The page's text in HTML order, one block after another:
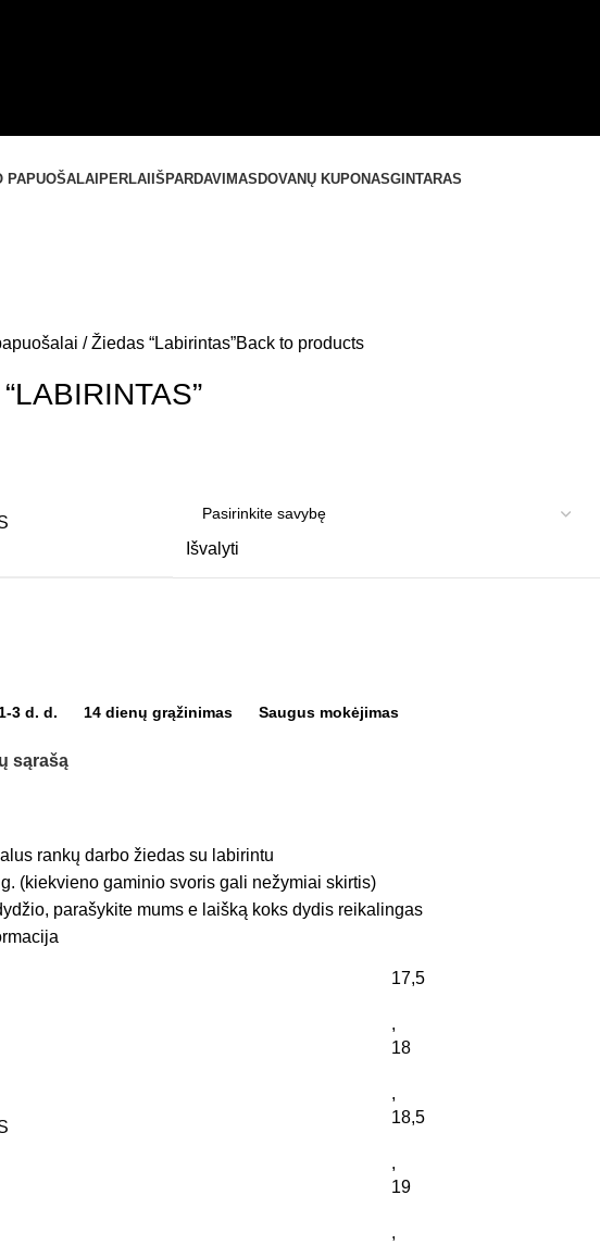
PAPUOŠALAI PERLAI IŠPARDAVIMAS DOVANŲ KUPONASGINTARAS
Žiedas “Labirintas”Back to products
Išvalyti
3 d. d. 14 dienų grąžinimas Saugus mokėjimas
sąrašą
rankų darbo žiedas su labirintu
(kiekvieno gaminio svoris gali nežymiai skirtis)
parašykite mums e laišką koks dydis reikalingas
17,5
,
18
,
18,5
,
19
,